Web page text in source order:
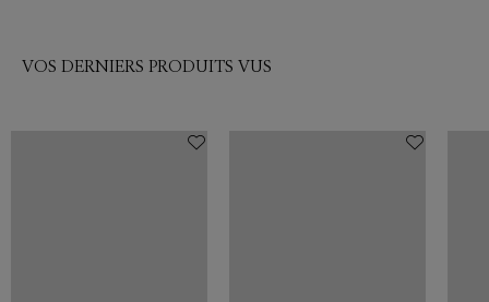
VOS DERNIERS PRODUITS VUS